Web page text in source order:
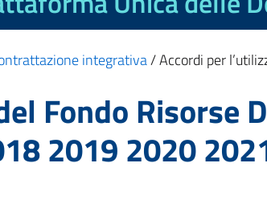
integrativa/Accordi per
Fondo Risorse
2019 2020